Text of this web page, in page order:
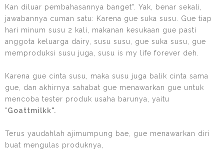
Kan diluar pembahasannya banget". Yak, benar sekali,
jawabannya cuman satu: Karena gue suka susu. Gue tiap
hari minum susu 2 kali, makanan kesukaan gue pasti
anggota keluarga dairy, susu susu, gue suka susu, gue
memproduksi susu juga, susu is my life forever deh.
Karena gue cinta susu, maka susu juga balik cinta sama
gue, dan akhirnya sahabat gue menawarkan gue untuk
mencoba tester produk usaha barunya, yaitu
"Goattmilkk".
Terus yaudahlah ajimumpung bae, gue menawarkan diri
buat mengulas produknya,